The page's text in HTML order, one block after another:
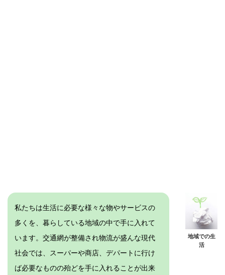
地域での生
活
私たちは生活に必要な様々な物やサービスの
多くを、暮らしている地域の中で手に入れて
います。交通網が整備され物流が盛んな現代
社会では、スーパーや商店、デパートに行け
ば必要なものの殆どを手に入れることが出来